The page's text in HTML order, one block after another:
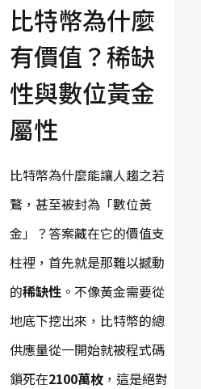
比特幣為什麼
有價值？稀缺
性與數位黃金
屬性
比特幣為什麼能讓人趨之若
鶩，甚至被封為「數位黃
金」？答案藏在它的價值支
柱裡，首先就是那難以撼動
的稀缺性 。不像黃金需要從
地底下挖出來，比特幣的總
供應量從一開始就被程式碼
鎖死在2100萬枚 ，這是絕對